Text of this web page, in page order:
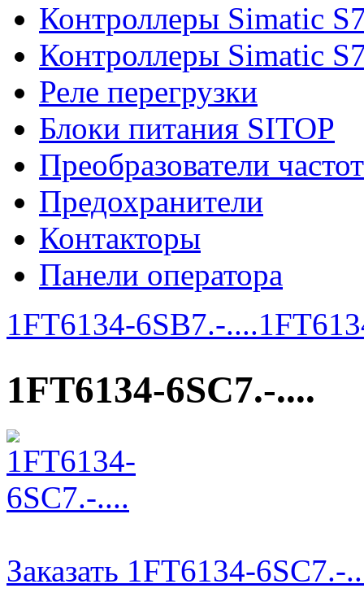
Контроллеры Simatic
Контроллеры Simatic
Реле перегрузки
Блоки питания SITOP
Преобразователи
Предохранители
Контакторы
Панели оператора
1FT6134-6SB7.-....
1FT6134-6SC7.-....
Заказать 1FT6134-6SC7.-